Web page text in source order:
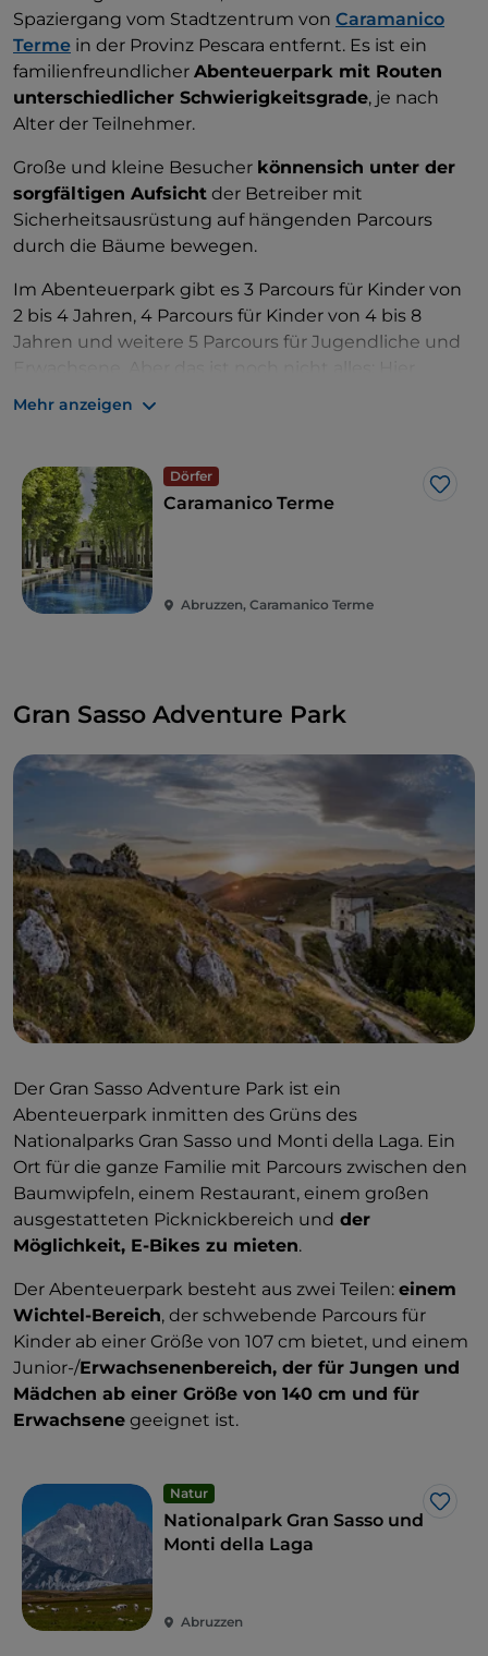
Spaziergang vom Stadtzentrum von Caramanico
Terme in der Provinz Pescara entfernt. Es ist ein
familienfreundlicher Abenteuerpark mit Routen
unterschiedlicher Schwierigkeitsgrade, je nach
Alter der Teilnehmer.
Große und kleine Besucher könnensich unter der
sorgfältigen Aufsicht der Betreiber mit
Sicherheitsausrüstung auf hängenden Parcours
durch die Bäume bewegen.
Im Abenteuerpark gibt es 3 Parcours für Kinder von
2 bis 4 Jahren, 4 Parcours für Kinder von 4 bis 8
Jahren und weitere 5 Parcours für Jugendliche und
können Sie an einer kleinen Kletterwand, die für
Der Zugang zur Grünanlage
kostenlos, bezahlen muss nur wer an den
Aktivitäten teilnehmen möchte.
Mehr anzeigen
Dörfer
Like
Caramanico Terme
Abruzzen, Caramanico Terme
Gran Sasso Adventure Park
Der Gran Sasso Adventure Park ist ein
Abenteuerpark inmitten des Grüns des
Nationalparks Gran Sasso und Monti della Laga. Ein
Ort für die ganze Familie mit Parcours zwischen den
Baumwipfeln, einem Restaurant, einem großen
ausgestatteten Picknickbereich und der
Möglichkeit, E-Bikes zu mieten.
Der Abenteuerpark besteht aus zwei Teilen: einem
Wichtel-Bereich, der schwebende Parcours für
Kinder ab einer Größe von 107 cm bietet, und einem
Junior-/Erwachsenenbereich, der für Jungen und
Mädchen ab einer Größe von 140 cm und für
Erwachsene geeignet ist.
Natur
Like
Nationalpark Gran Sasso und
Monti della Laga
Abruzzen